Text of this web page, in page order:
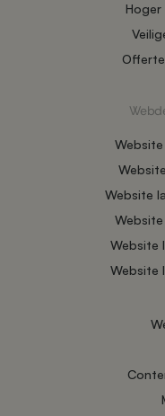
Hoger
Website
Website
Website
Website
Website